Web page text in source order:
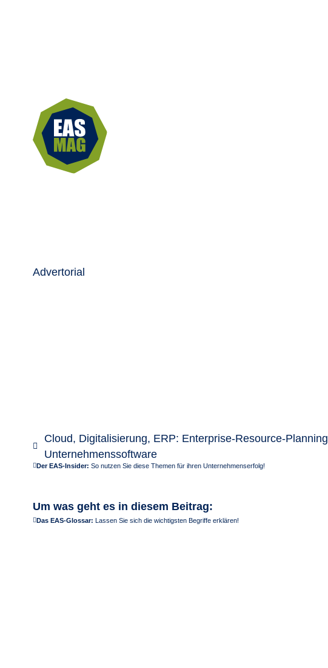
Advertorial
Cloud, Digitalisierung, ERP: Enterprise-Resource-Planning
Unternehmenssoftware
Der EAS-Insider: So nutzen Sie diese Themen für ihren Unternehmenserfolg!
Um was geht es in diesem Beitrag:
Das EAS-Glossar: Lassen Sie sich die wichtigsten Begriffe erklären!